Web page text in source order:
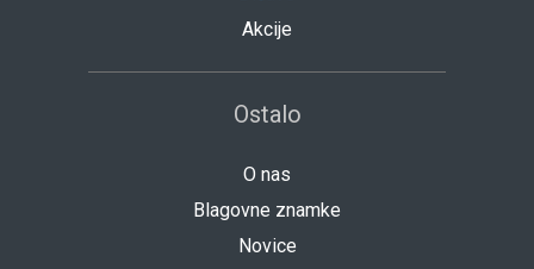
Akcije
Ostalo
O nas
Blagovne znamke
Novice